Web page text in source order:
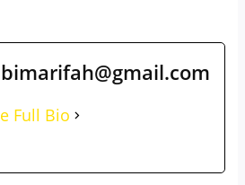
Full Bio